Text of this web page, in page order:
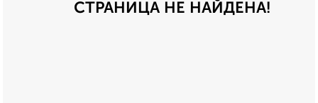
СТРАНИЦА НЕ НАЙДЕНА!